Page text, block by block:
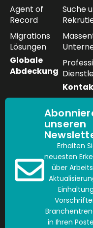
Agent of
Record
Migrations
Lösungen
Globale
Abdeckung
Suche
unseren
Erhalten
neuesten
über
in Ihren